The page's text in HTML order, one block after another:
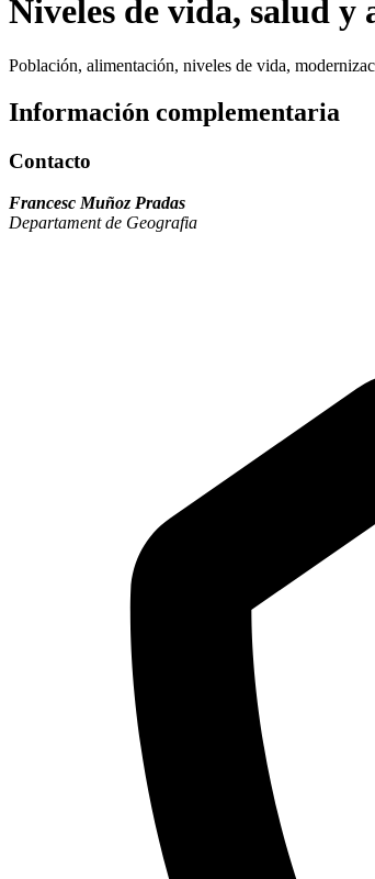
Niveles de vida, salud
Población, alimentación, niveles de vida,
Información complementaria
Contacto
Francesc Muñoz Pradas
Departament de Geografia